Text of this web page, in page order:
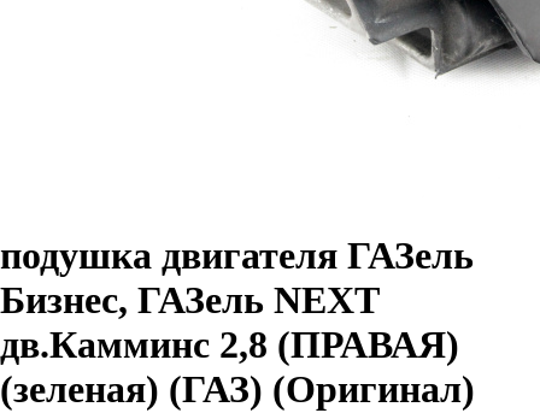
подушка двигателя ГАЗель
Бизнес, ГАЗель NEXT
дв.Камминс 2,8 (ПРАВАЯ)
(зеленая) (ГАЗ) (Оригинал)